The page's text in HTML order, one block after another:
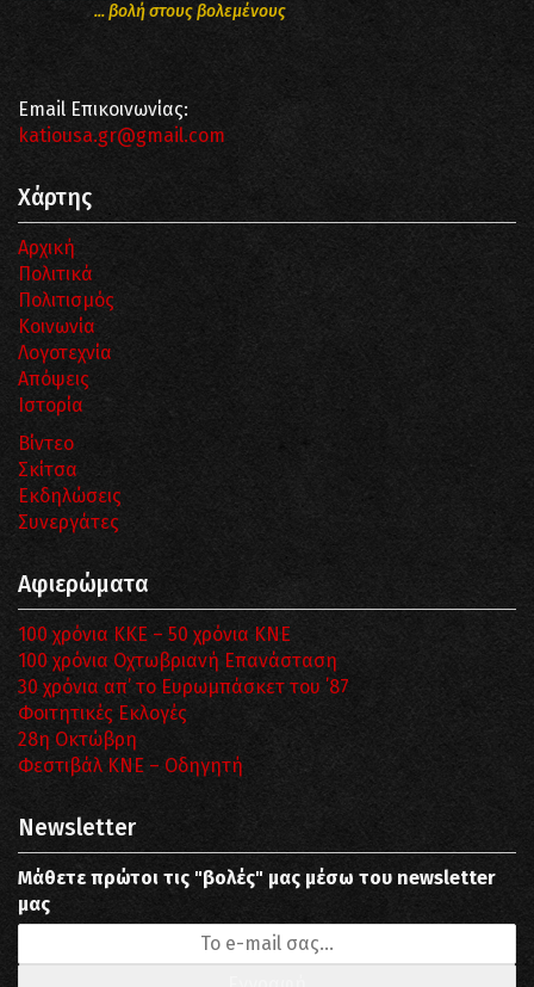
... βολή στους βολεμένους
Email Επικοινωνίας:
katiousa.gr@gmail.com
Χάρτης
Αρχική
Πολιτικά
Πολιτισμός
Κοινωνία
Λογοτεχνία
Απόψεις
Ιστορία
Βίντεο
Σκίτσα
Εκδηλώσεις
Συνεργάτες
Αφιερώματα
100 χρόνια ΚΚΕ – 50 χρόνια ΚΝΕ
100 χρόνια Οχτωβριανή Επανάσταση
30 χρόνια απ’ το Ευρωμπάσκετ του ΄87
Φοιτητικές Εκλογές
28η Οκτώβρη
Φεστιβάλ ΚΝΕ – Οδηγητή
Newsletter
Μάθετε πρώτοι τις "βολές" μας μέσω του newsletter
μας